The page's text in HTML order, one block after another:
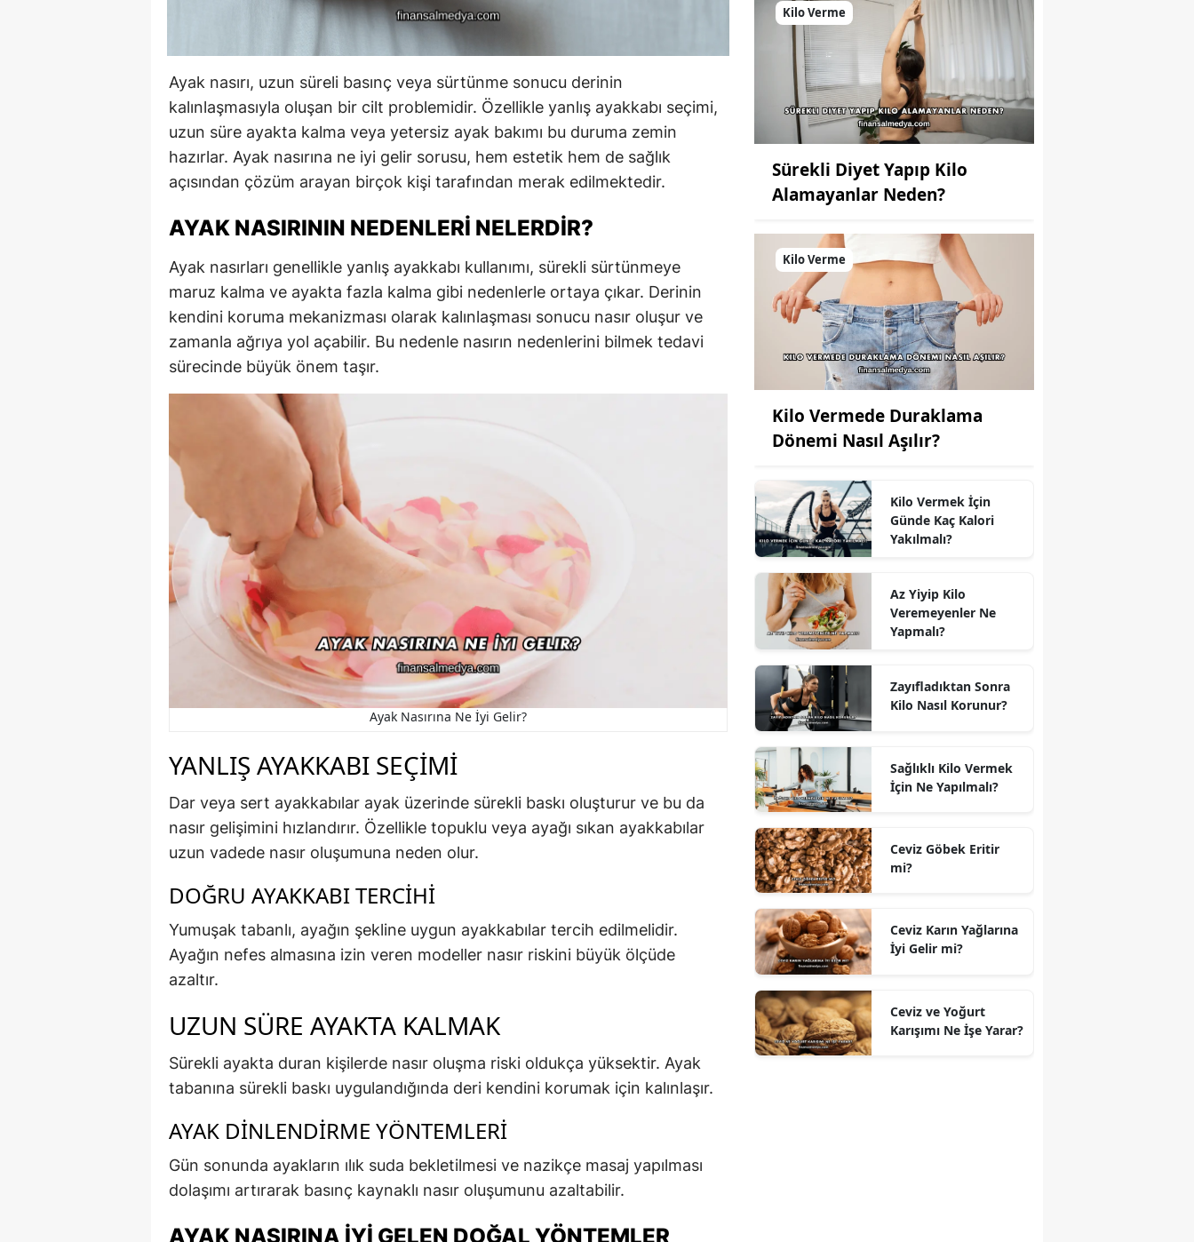
Ayak nasırı, uzun süreli basınç veya sürtünme sonucu derinin
kalınlaşmasıyla oluşan bir cilt problemidir. Özellikle yanlış ayakkabı seçimi,
uzun süre ayakta kalma veya yetersiz ayak bakımı bu duruma zemin
hazırlar. Ayak nasırına ne iyi gelir sorusu, hem estetik hem de sağlık
açısından çözüm arayan birçok kişi tarafından merak edilmektedir.
AYAK NASIRININ NEDENLERI NELERDIR?
Ayak nasırları genellikle yanlış ayakkabı kullanımı, sürekli sürtünmeye
maruz kalma ve ayakta fazla kalma gibi nedenlerle ortaya çıkar. Derinin
kendini koruma mekanizması olarak kalınlaşması sonucu nasır oluşur ve
zamanla ağrıya yol açabilir. Bu nedenle nasırın nedenlerini bilmek tedavi
sürecinde büyük önem taşır.
Ayak Nasırına Ne İyi Gelir?
YANLIŞ AYAKKABI SEÇIMI
Dar veya sert ayakkabılar ayak üzerinde sürekli baskı oluşturur ve bu da
nasır gelişimini hızlandırır. Özellikle topuklu veya ayağı sıkan ayakkabılar
uzun vadede nasır oluşumuna neden olur.
DOĞRU AYAKKABI TERCIHI
Yumuşak tabanlı, ayağın şekline uygun ayakkabılar tercih edilmelidir.
Ayağın nefes almasına izin veren modeller nasır riskini büyük ölçüde
azaltır.
UZUN SÜRE AYAKTA KALMAK
Sürekli ayakta duran kişilerde nasır oluşma riski oldukça yüksektir. Ayak
tabanına sürekli baskı uygulandığında deri kendini korumak için kalınlaşır.
AYAK DINLENDIRME YÖNTEMLERI
Gün sonunda ayakların ılık suda bekletilmesi ve nazikçe masaj yapılması
dolaşımı artırarak basınç kaynaklı nasır oluşumunu azaltabilir.
AYAK NASIRINA İYI GELEN DOĞAL YÖNTEMLER
Kilo Verme
Sürekli Diyet Yapıp Kilo
Alamayanlar Neden?
Kilo Verme
Kilo Vermede Duraklama
Dönemi Nasıl Aşılır?
Kilo Vermek İçin
Günde Kaç Kalori
Yakılmalı?
Az Yiyip Kilo
Veremeyenler Ne
Yapmalı?
Zayıfladıktan Sonra
Kilo Nasıl Korunur?
Sağlıklı Kilo Vermek
İçin Ne Yapılmalı?
Ceviz Göbek Eritir
mi?
Ceviz Karın Yağlarına
İyi Gelir mi?
Ceviz ve Yoğurt
Karışımı Ne İşe Yarar?